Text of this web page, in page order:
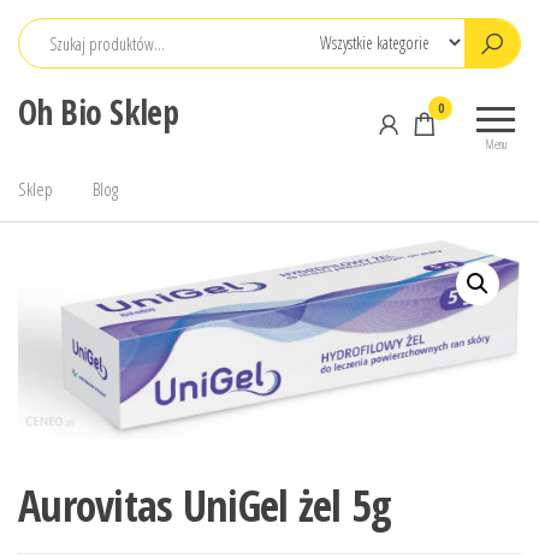
Przejdź
Oh Bio Sklep
Menu
0
Sklep Blog
Aurovitas UniGel żel 5g